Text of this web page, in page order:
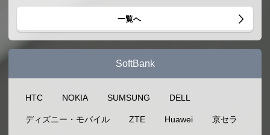
一覧へ
SoftBank
HTC NOKIA SUMSUNG DELL
ディズニー・モバイル ZTE Huawei 京セラ